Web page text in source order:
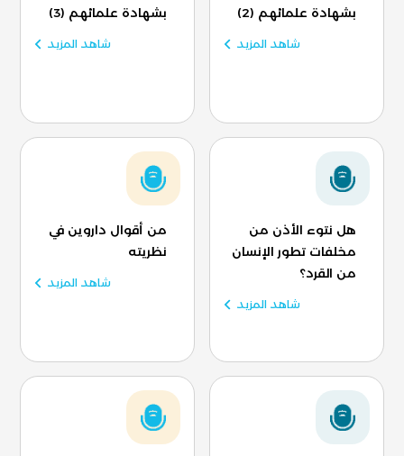
بشهادة علمائهم (2)
شاهد المزيد
بشهادة علمائهم (3)
شاهد المزيد
هل نتوء الأذن من
مخلفات تطور الإنسان
من القرد؟
شاهد المزيد
من أقوال داروين في
نظريته
شاهد المزيد